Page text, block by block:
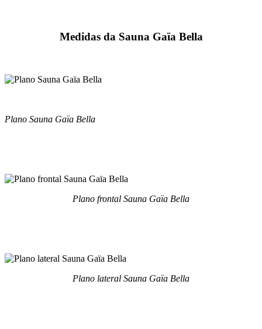
Medidas da Sauna Gaïa Bella
Plano Sauna Gaïa Bella
Plano frontal Sauna Gaïa Bella
Plano lateral Sauna Gaïa Bella